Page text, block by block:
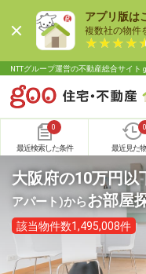
アプリ版は
複数社の物件
NTTグループ運営の不動産総合サイト
0
最近検索した条件
0
最近見た
大阪府の10万円以
アパート)からお部屋
該当物件数1,495,008件